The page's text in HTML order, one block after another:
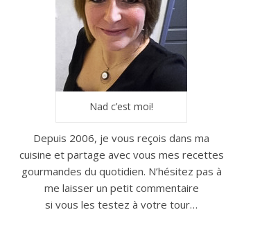
Nad c’est moi!
Depuis 2006, je vous reçois dans ma
cuisine et partage avec vous mes recettes
gourmandes du quotidien. N’hésitez pas à
me laisser un petit commentaire
si vous les testez à votre tour…